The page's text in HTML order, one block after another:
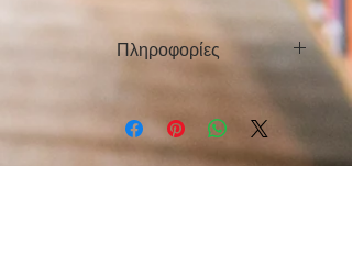
Πληροφορίες
διαστ.: 11 x 16
σελ.: 60